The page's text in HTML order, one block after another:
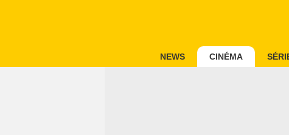
NEWS CINÉMA